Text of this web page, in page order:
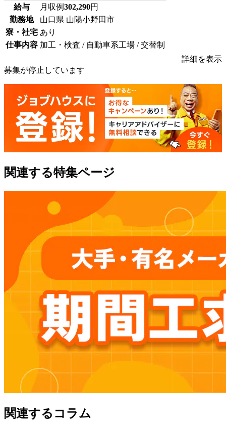
給与 月収例302,290円
勤務地
山口県 山陽小野田市
寮・社宅 あり
仕事内容 加工・検査 / 自動車系工場 / 交替制
詳細を表示
募集が停止しています
関連する特集ページ
関連するコラム